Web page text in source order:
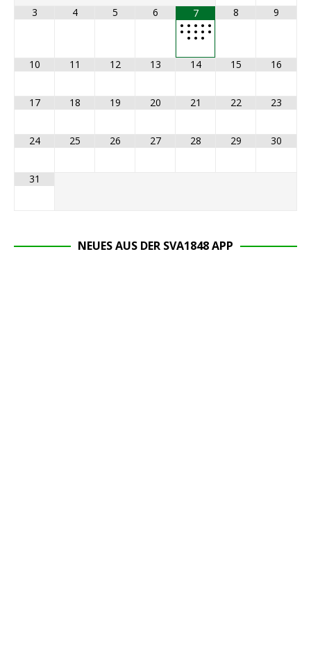
3 4 5 6
7
• • • • •
• • • • •
• • •
8 9
10 11 12 13 14 15 16
17 18 19 20 21 22 23
24 25 26 27 28 29 30
31
NEUES AUS DER SVA1848 APP